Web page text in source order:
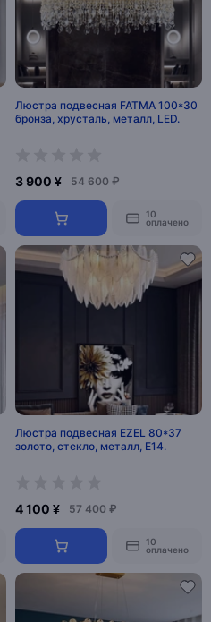
Люстра подвесная FATMA 100*30
бронза, хрусталь, металл, LED.
3 900 ¥ 54 600 ₽
10
оплачено
Люстра подвесная EZEL 80*37
золото, стекло, металл, Е14.
4 100 ¥ 57 400 ₽
10
оплачено